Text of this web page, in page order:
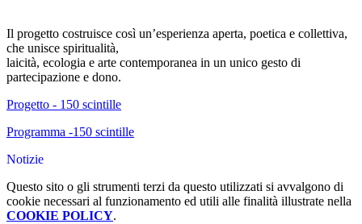
Il progetto costruisce così un’esperienza aperta, poetica e collettiva,
che unisce spiritualità,
laicità, ecologia e arte contemporanea in un unico gesto di
partecipazione e dono.
Progetto - 150 scintille
Programma -150 scintille
Notizie
Questo sito o gli strumenti terzi da questo utilizzati si avvalgono di
cookie necessari al funzionamento ed utili alle finalità illustrate nella
COOKIE POLICY.